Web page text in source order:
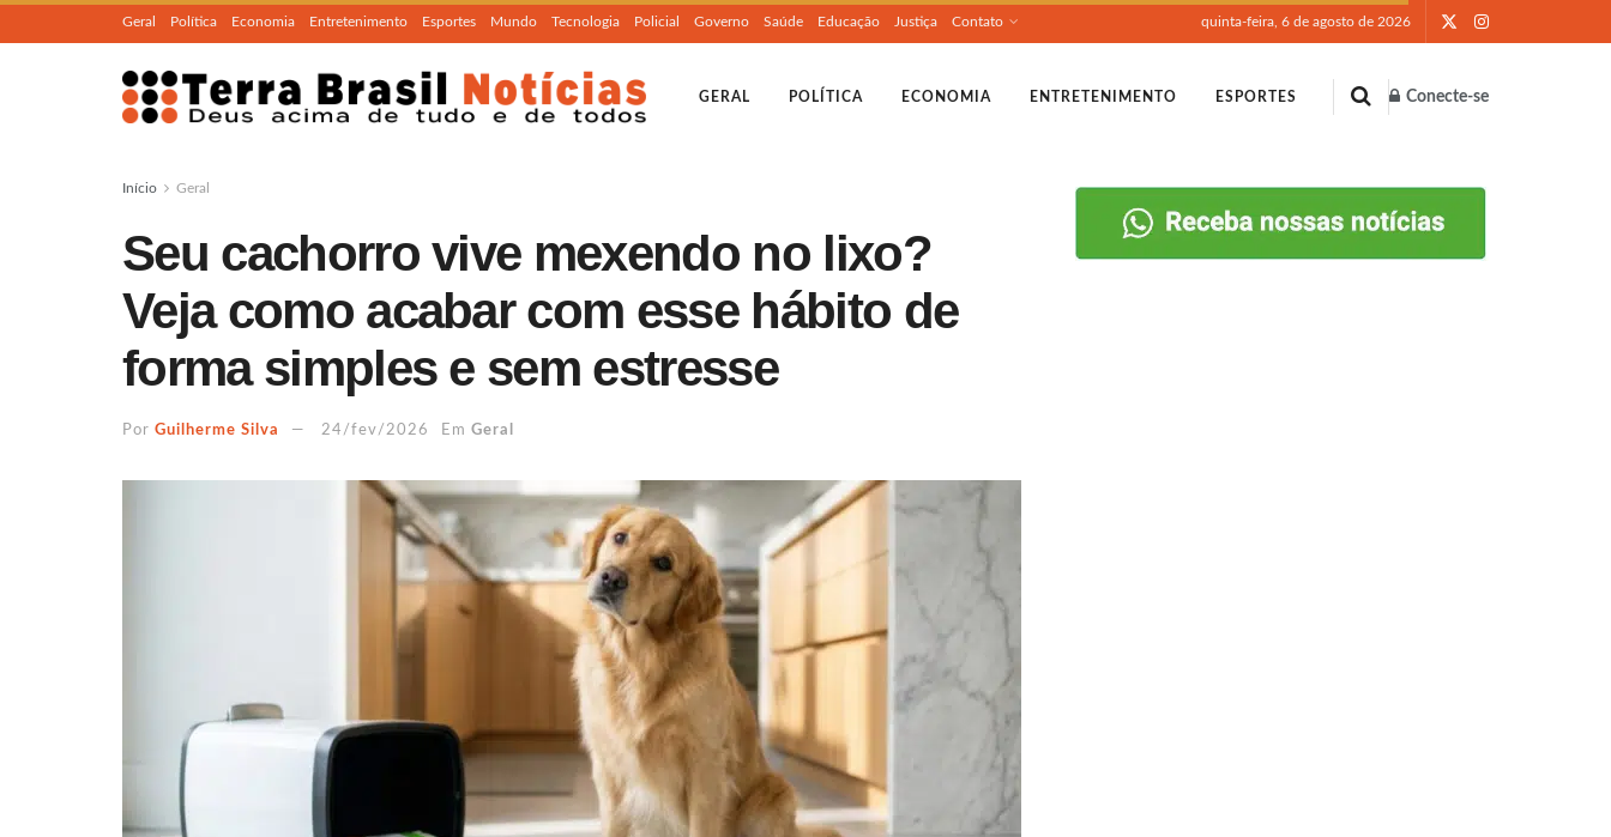
Geral Política Economia Entretenimento Esportes Mundo Tecnologia Policial Governo Saúde Educação Justiça Contato quinta-feira, 6 de agosto de 2026
GERAL POLÍTICA ECONOMIA ENTRETENIMENTO ESPORTES Conecte-se
Início Geral
Seu cachorro vive mexendo no lixo?
Veja como acabar com esse hábito de
forma simples e sem estresse
Por Guilherme Silva 24/fev/2026 Em Geral